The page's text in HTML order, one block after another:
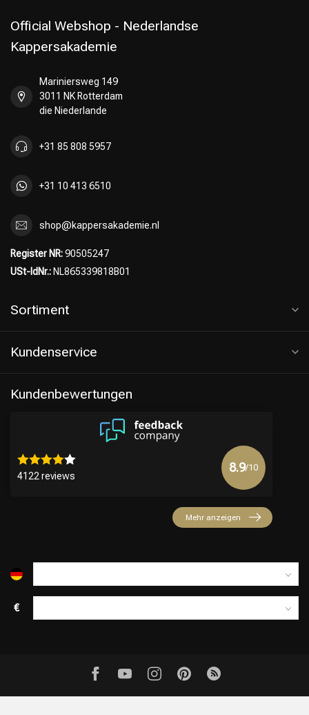
Official Webshop - Nederlandse
Kappersakademie
Mariniersweg 149
3011 NK Rotterdam
die Niederlande
+31 85 808 5957
+31 10 413 6510
shop@kappersakademie.nl
Register NR:90505247
USt-IdNr.: NL865339818B01
Sortiment
Kundenservice
Kundenbewertungen
4122 reviews
8.9/10
Mehr anzeigen
€